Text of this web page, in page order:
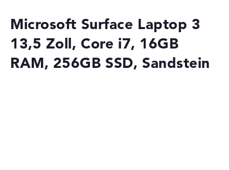
Merkzettel
Microsoft Surface Laptop 3
13,5 Zoll, Core i7, 16GB
RAM, 256GB SSD, Sandstein